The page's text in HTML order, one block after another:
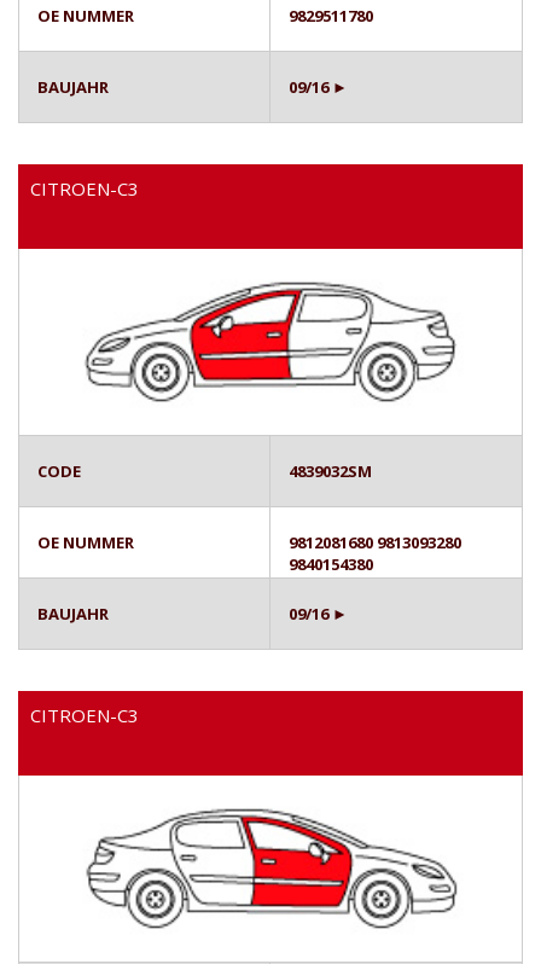
OE NUMMER 9829511780
BAUJAHR 09/16 ►
CITROEN-C3
CODE 4839032SM
OE NUMMER
9812081680 9813093280
9840154380
BAUJAHR 09/16 ►
CITROEN-C3